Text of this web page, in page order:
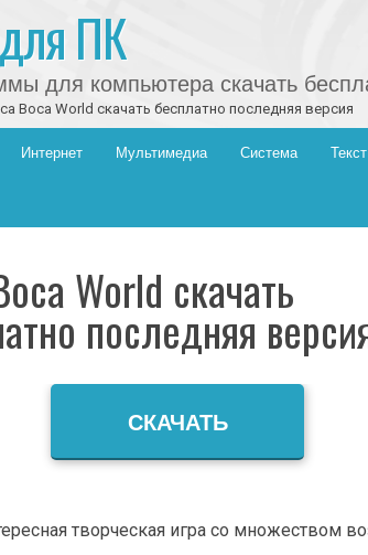
ПК
для компьютера скачать
Boca World скачать бесплатно последняя версия
Интернет Мультимедиа Система Текст
World скачать
последняя
СКАЧАТЬ
творческая игра со множеством